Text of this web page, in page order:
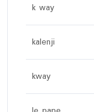
k way
kalenji
kway